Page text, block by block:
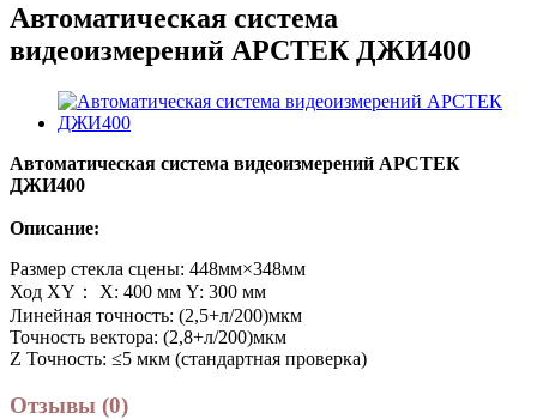
Автоматическая система
видеоизмерений АРСТЕК ДЖИ400
Автоматическая система видеоизмерений АРСТЕК
ДЖИ400
Описание:
Размер стекла сцены: 448мм×348мм
Ход XY： X: 400 мм Y: 300 мм
Линейная точность: (2,5+л/200)мкм
Точность вектора: (2,8+л/200)мкм
Z Точность: ≤5 мкм (стандартная проверка)
Отзывы (0)